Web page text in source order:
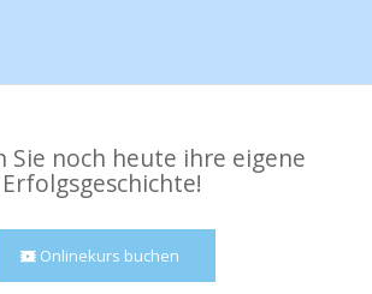
Sie noch heute ihre eigene
Erfolgsgeschichte!
Onlinekurs buchen